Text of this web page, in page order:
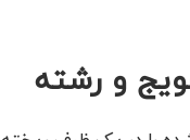
و رشته